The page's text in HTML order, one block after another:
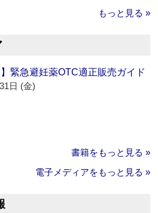
もっと見る »
】緊急避妊薬OTC適正販売ガイド
日 (金)
書籍をもっと見る »
電子メディアをもっと見る »